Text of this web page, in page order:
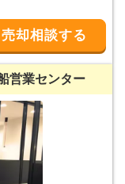
売却相談する
営業センター